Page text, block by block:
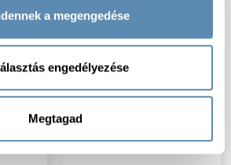
a megengedése
engedélyezése
Megtagad